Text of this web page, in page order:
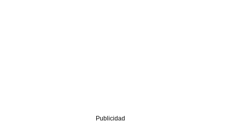
Publicidad